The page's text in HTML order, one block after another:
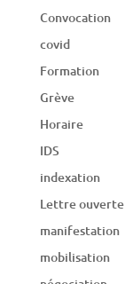
Convocation
covid
Formation
Grève
Horaire
IDS
indexation
Lettre ouverte
manifestation
mobilisation